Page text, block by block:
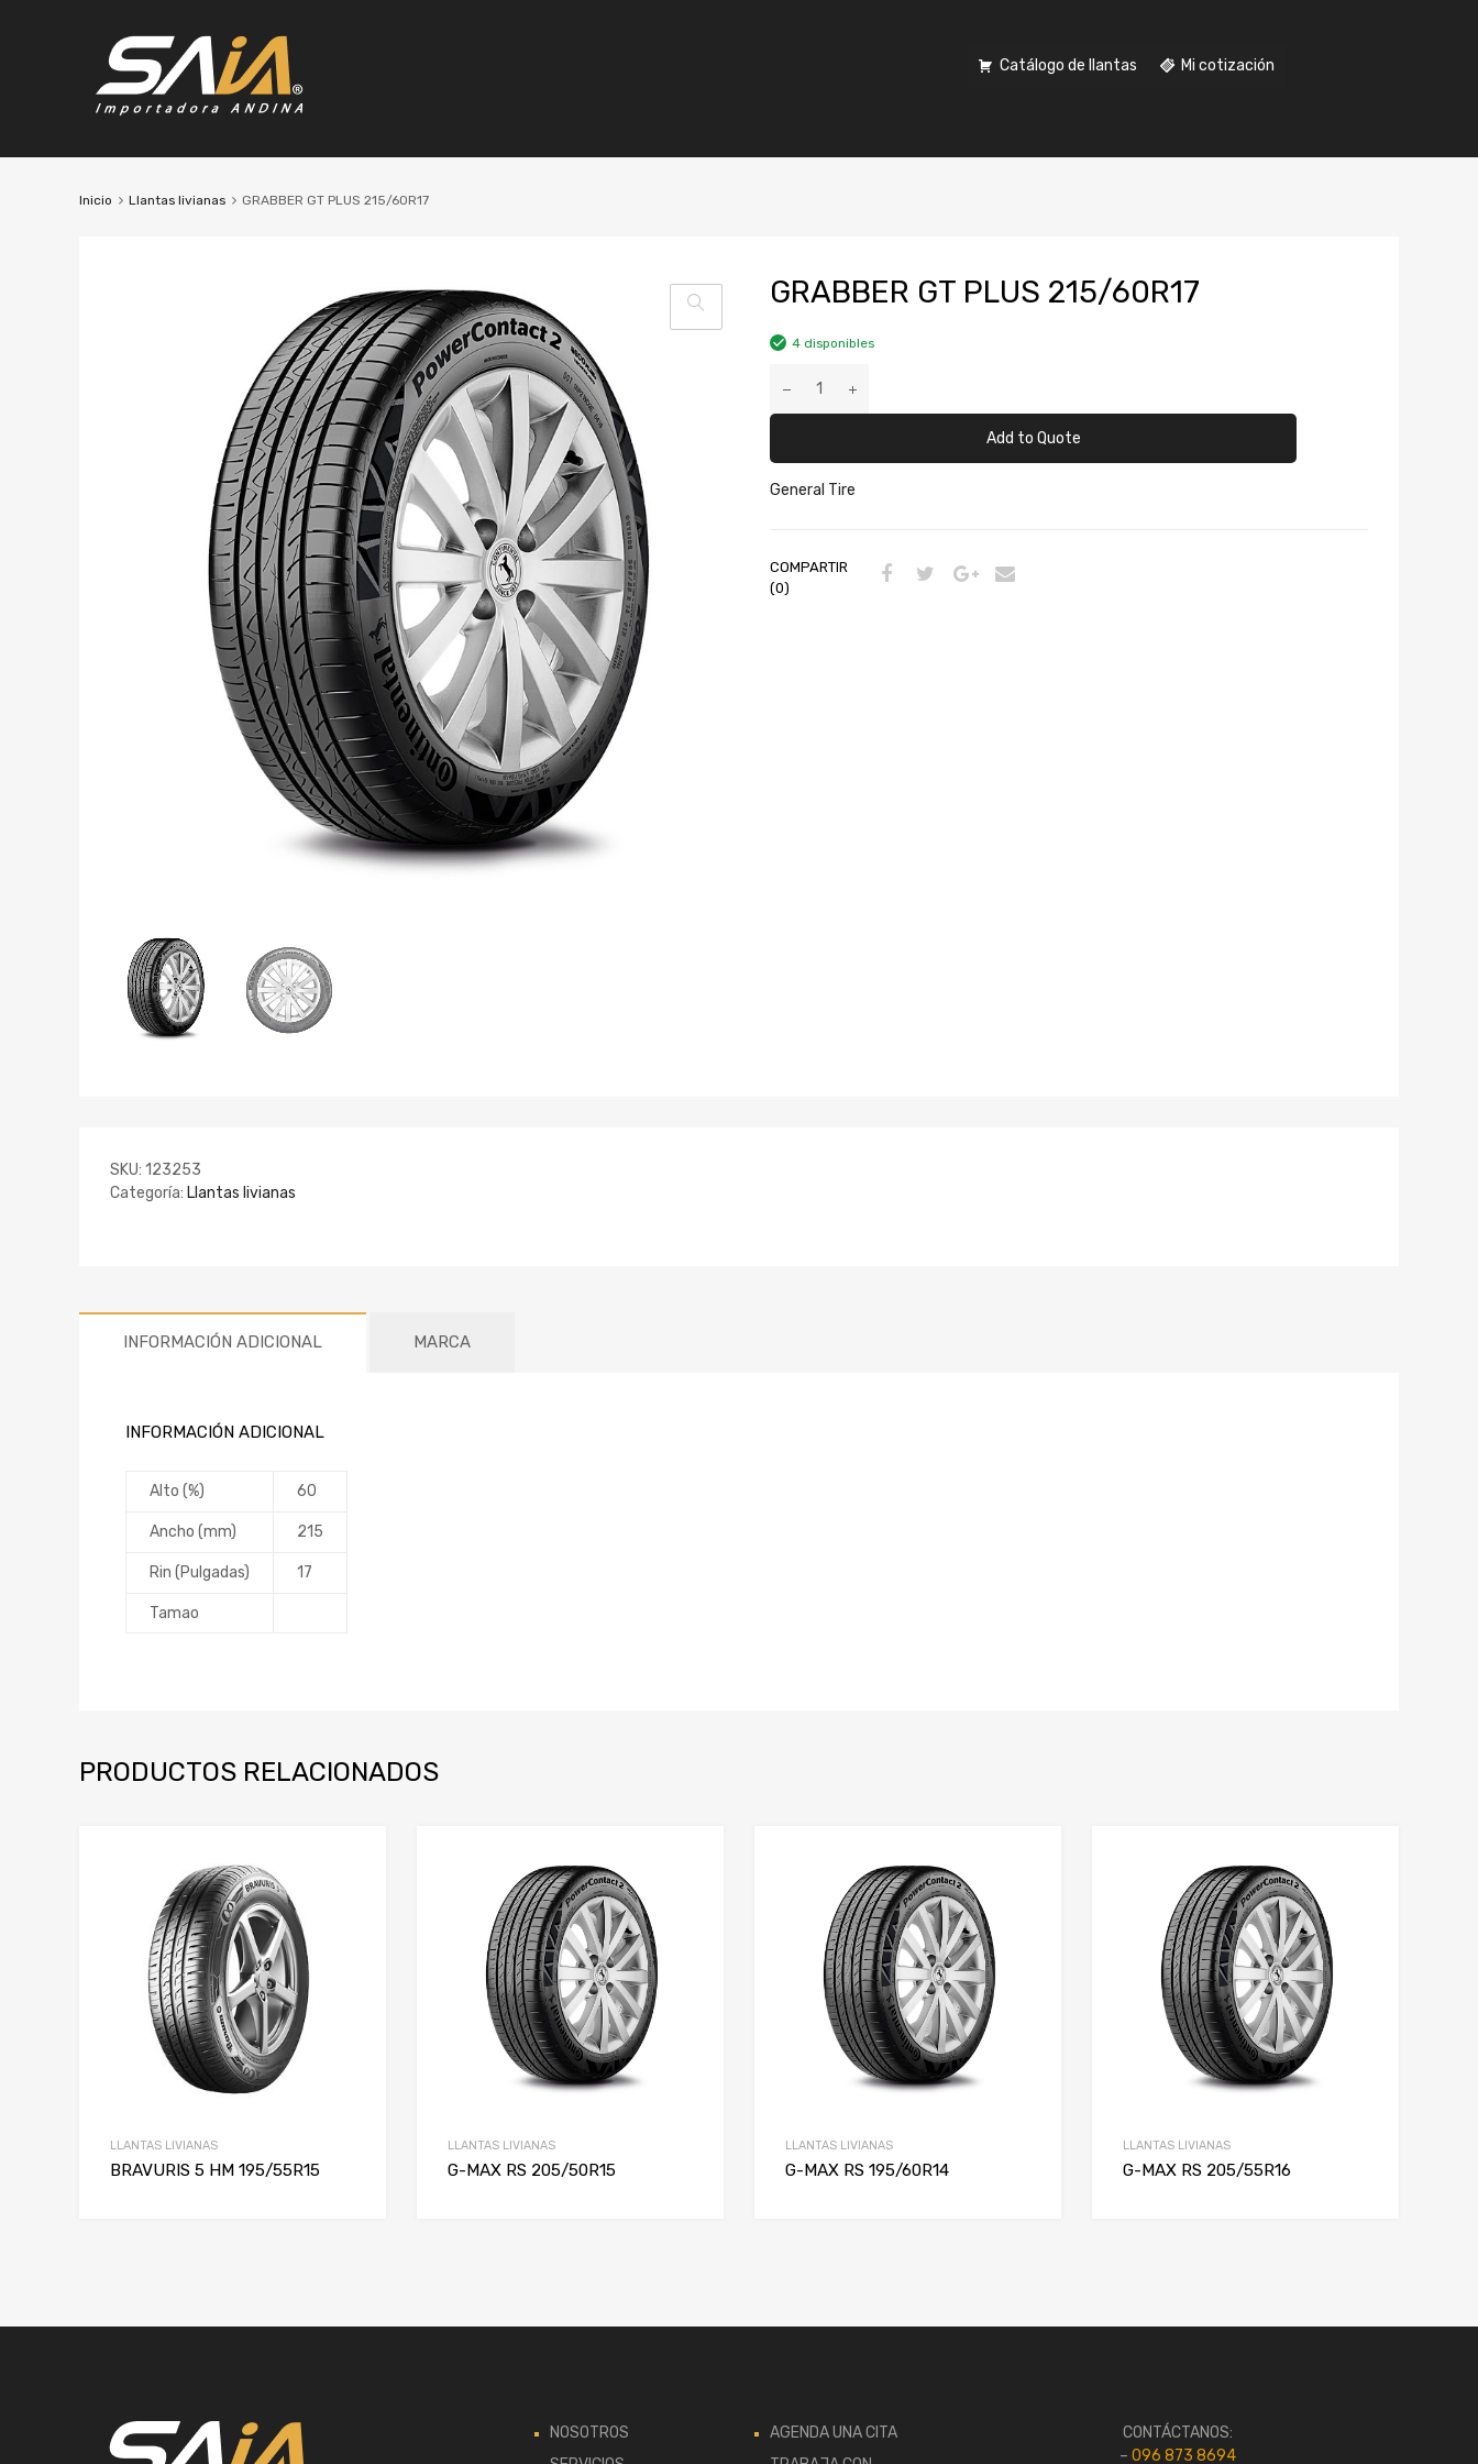
Mi cotización
Catálogo de llantas
Inicio Llantas livianas GRABBER GT PLUS 215/60R17
GRABBER GT PLUS 215/60R17
4 disponibles
Add to Quote
General Tire
COMPARTIR
(0)
SKU: 123253
Categoría: Llantas livianas
INFORMACIÓN ADICIONAL MARCA
INFORMACIÓN ADICIONAL
Alto (%) 60
Ancho (mm) 215
Rin (Pulgadas) 17
Tamao
PRODUCTOS RELACIONADOS
LLANTAS LIVIANAS
BRAVURIS 5 HM 195/55R15
LLANTAS LIVIANAS
G-MAX RS 205/50R15
LLANTAS LIVIANAS
G-MAX RS 195/60R14
LLANTAS LIVIANAS
G-MAX RS 205/55R16
NOSOTROS
AGENDA UNA CITA
CONTÁCTANOS:
–096 873 8694